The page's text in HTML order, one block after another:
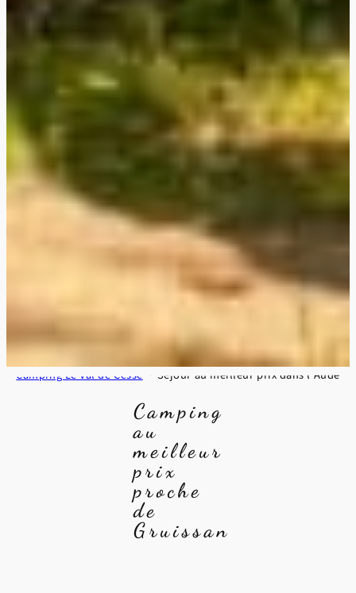
Camping Le Val de Cesse Séjour au meilleur prix dans l’Aude
Camping
au
meilleur
prix
proche
de
Gruissan